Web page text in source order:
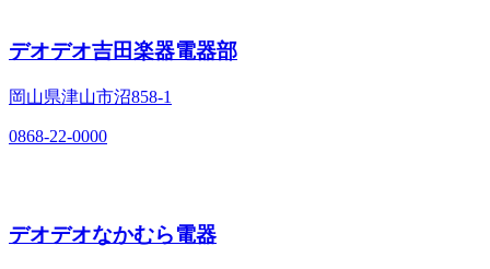
デオデオ吉田楽器電器部
岡山県津山市沼858-1
0868-22-0000
デオデオなかむら電器